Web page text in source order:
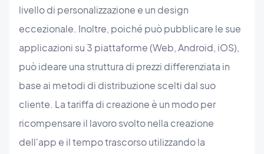
livello di personalizzazione e un design
eccezionale. Inoltre, poiché può pubblicare le sue
applicazioni su 3 piattaforme (Web, Android, iOS),
può ideare una struttura di prezzi differenziata in
base ai metodi di distribuzione scelti dal suo
cliente. La tariffa di creazione è un modo per
ricompensare il lavoro svolto nella creazione
dell'app e il tempo trascorso utilizzando la